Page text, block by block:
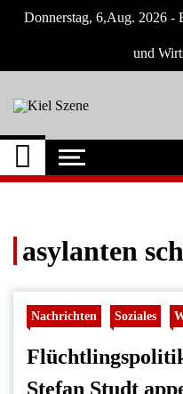
Skip
Donnerstag, 6,Aug. 2026 -
und
Kiel
Neuigkeiten und
Umgebung
asylanten
Nachrichten Soziales
Stefan Studt